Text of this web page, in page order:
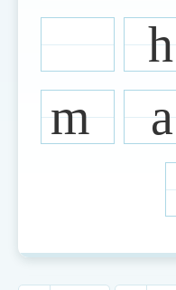
教學應用
貓頭鷹博士
h
m
a